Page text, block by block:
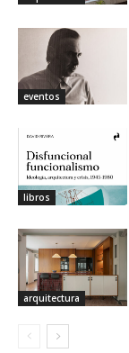
eventos
libros
arquitectura